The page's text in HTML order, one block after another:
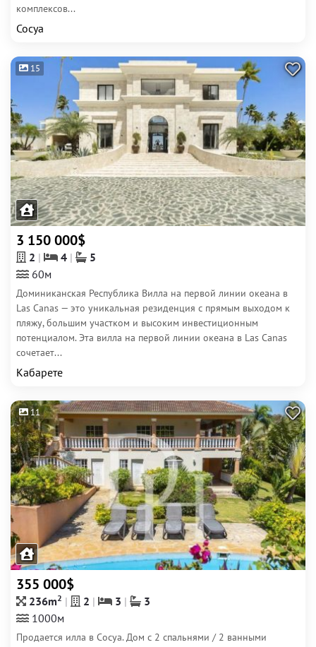
комплексов...
Сосуа
15
3 150 000$
2 4
5
60м
Доминиканская Республика Вилла на первой линии океана в
Las Canas — это уникальная резиденция с прямым выходом к
пляжу, большим участком и высоким инвестиционным
потенциалом. Эта вилла на первой линии океана в Las Canas
сочетает...
Кабарете
11
355 000$
236m2 2 3
3
1000м
Продается илла в Сосуа. Дом с 2 спальнями / 2 ванными